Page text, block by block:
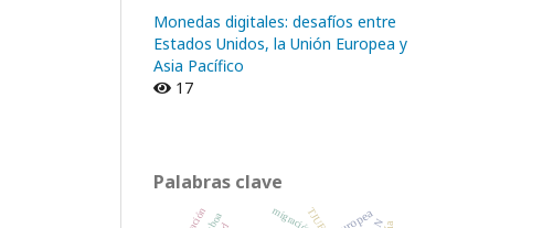
Monedas digitales: desafíos entre
Estados Unidos, la Unión Europea y
Asia Pacífico
17
Palabras clave
migraciónTJUE